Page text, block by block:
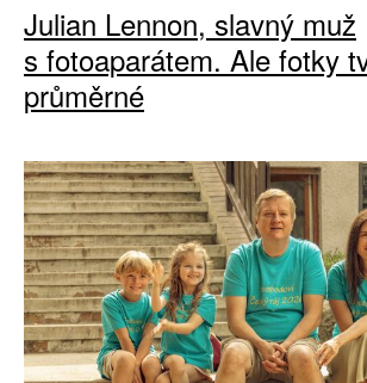
Julian Lennon, slavný muž
s fotoaparátem. Ale fotky
průměrné